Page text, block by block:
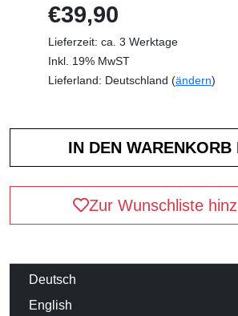
€39,90
Lieferzeit: ca. 3 Werktage
Inkl. 19% MwST
Lieferland: Deutschland (ändern)
Zur Wunschliste
Deutsch
English